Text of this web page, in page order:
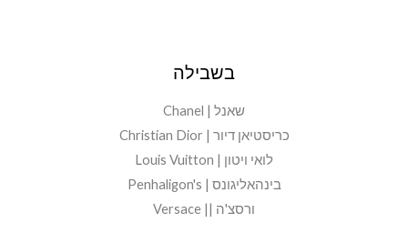
בשבילה
שאנל | Chanel
כריסטיאן דיור | Christian Dior
לואי ויטון | Louis Vuitton
בינהאליגונס | Penhaligon's
ורסצ'ה || Versace